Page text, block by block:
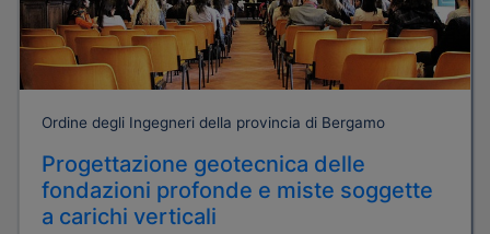
Ordine degli Ingegneri della provincia di Bergamo
Progettazione geotecnica delle
fondazioni profonde e miste soggette
a carichi verticali